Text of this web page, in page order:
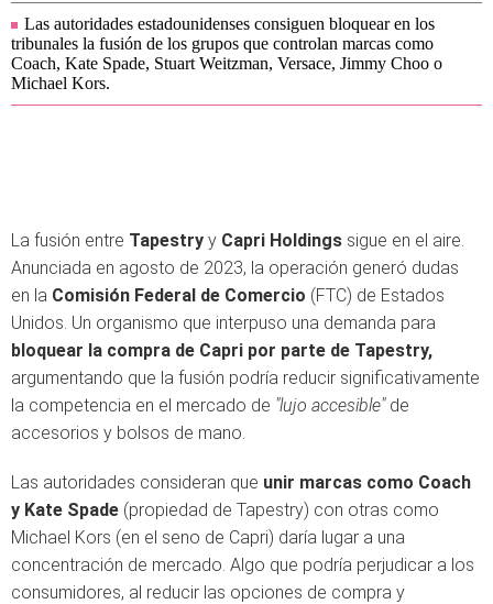
Las autoridades estadounidenses consiguen bloquear en los
tribunales la fusión de los grupos que controlan marcas como
Coach, Kate Spade, Stuart Weitzman, Versace, Jimmy Choo o
Michael Kors.
La fusión entre Tapestry y Capri Holdings sigue en el aire.
Anunciada en agosto de 2023, la operación generó dudas
en la Comisión Federal de Comercio (FTC) de Estados
Unidos. Un organismo que interpuso una demanda para
bloquear la compra de Capri por parte de Tapestry,
argumentando que la fusión podría reducir significativamente
la competencia en el mercado de "lujo accesible"de
accesorios y bolsos de mano.
Las autoridades consideran que unir marcas como Coach
y Kate Spade (propiedad de Tapestry) con otras como
Michael Kors (en el seno de Capri) daría lugar a una
concentración de mercado. Algo que podría perjudicar a los
consumidores, al reducir las opciones de compra y